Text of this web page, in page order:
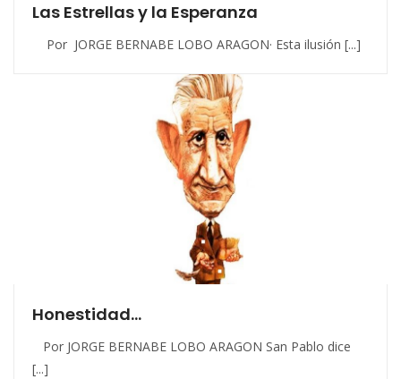
Las Estrellas y la Esperanza
Por JORGE BERNABE LOBO ARAGON· Esta ilusión [...]
Honestidad…
Por JORGE BERNABE LOBO ARAGON San Pablo dice
[...]